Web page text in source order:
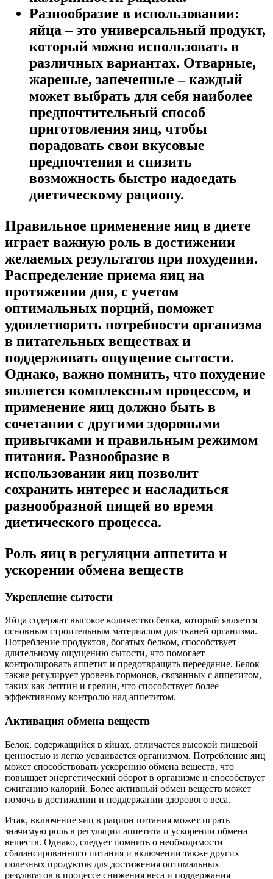
Разнообразие в использовании:
яйца – это универсальный продукт,
который можно использовать в
различных вариантах. Отварные,
жареные, запеченные – каждый
может выбрать для себя наиболее
предпочтительный способ
приготовления яиц, чтобы
порадовать свои вкусовые
предпочтения и снизить
возможность быстро надоедать
диетическому рациону.
Правильное применение яиц в диете
играет важную роль в достижении
желаемых результатов при похудении.
Распределение приема яиц на
протяжении дня, с учетом
оптимальных порций, поможет
удовлетворить потребности организма
в питательных веществах и
поддерживать ощущение сытости.
Однако, важно помнить, что похудение
является комплексным процессом, и
применение яиц должно быть в
сочетании с другими здоровыми
привычками и правильным режимом
питания. Разнообразие в
использовании яиц позволит
сохранить интерес и насладиться
разнообразной пищей во время
диетического процесса.
Роль яиц в регуляции аппетита и
ускорении обмена веществ
Укрепление сытости
Яйца содержат высокое количество белка, который является
основным строительным материалом для тканей организма.
Потребление продуктов, богатых белком, способствует
длительному ощущению сытости, что помогает
контролировать аппетит и предотвращать переедание. Белок
также регулирует уровень гормонов, связанных с аппетитом,
таких как лептин и грелин, что способствует более
эффективному контролю над аппетитом.
Активация обмена веществ
Белок, содержащийся в яйцах, отличается высокой пищевой
ценностью и легко усваивается организмом. Потребление яиц
может способствовать ускорению обмена веществ, что
повышает энергетический оборот в организме и способствует
сжиганию калорий. Более активный обмен веществ может
помочь в достижении и поддержании здорового веса.
Итак, включение яиц в рацион питания может играть
значимую роль в регуляции аппетита и ускорении обмена
веществ. Однако, следует помнить о необходимости
сбалансированного питания и включении также других
полезных продуктов для достижения оптимальных
результатов в процессе снижения веса и поддержания